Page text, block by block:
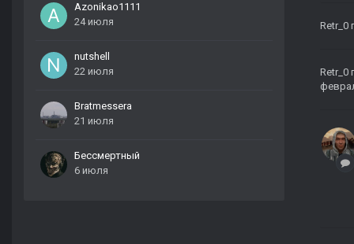
Azonikao1111
24 июля
nutshell
22 июля
Bratmessera
21 июля
Бессмертный
6 июля
Retr_0
Retr_0